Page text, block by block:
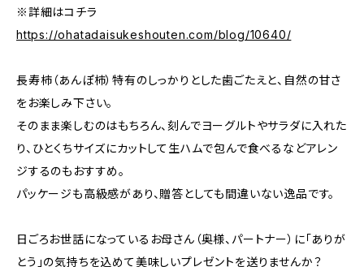
※詳細はコチラ
https://ohatadaisukeshouten.com/blog/10640/
長寿柿（あんぽ柿）特有のしっかりとした歯ごたえと、自然の甘さ
をお楽しみ下さい。
そのまま楽しむのはもちろん、刻んでヨーグルトやサラダに入れた
り、ひとくちサイズにカットして生ハムで包んで食べるなどアレン
ジするのもおすすめ。
パッケージも高級感があり、贈答としても間違いない逸品です。
日ごろお世話になっているお母さん（奥様、パートナー）に「ありが
とう」の気持ちを込めて美味しいプレゼントを送りませんか？